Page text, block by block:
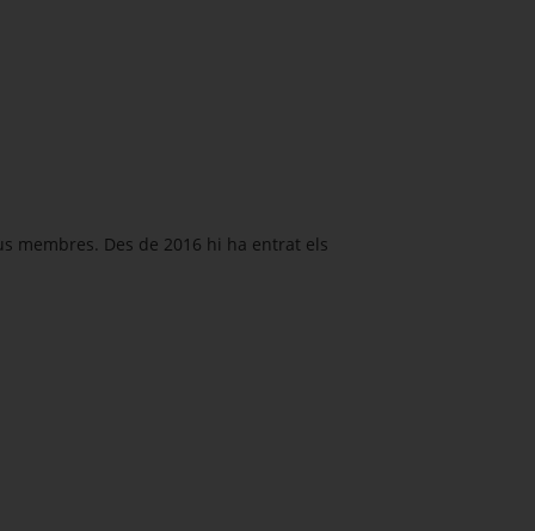
membres. Des de 2016 hi ha entrat els